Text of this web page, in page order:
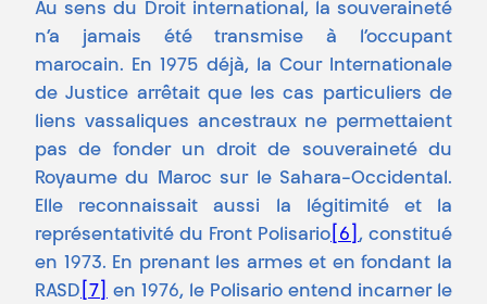
Au sens du Droit international, la souveraineté
n’a jamais été transmise à l’occupant
marocain. En 1975 déjà, la Cour Internationale
de Justice arrêtait que les cas particuliers de
liens vassaliques ancestraux ne permettaient
pas de fonder un droit de souveraineté du
Royaume du Maroc sur le Sahara-Occidental.
Elle reconnaissait aussi la légitimité et la
représentativité du Front Polisario [6] , constitué
en 1973. En prenant les armes et en fondant la
RASD [7]
en 1976, le Polisario entend incarner le